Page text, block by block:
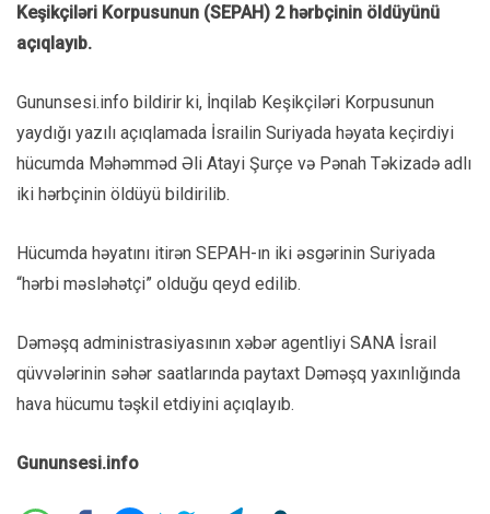
Keşikçiləri Korpusunun (SEPAH) 2 hərbçinin öldüyünü
açıqlayıb.
Gununsesi.info bildirir ki, İnqilab Keşikçiləri Korpusunun
yaydığı yazılı açıqlamada İsrailin Suriyada həyata keçirdiyi
hücumda Məhəmməd Əli Atayi Şurçe və Pənah Təkizadə adlı
iki hərbçinin öldüyü bildirilib.
Hücumda həyatını itirən SEPAH-ın iki əsgərinin Suriyada
“hərbi məsləhətçi” olduğu qeyd edilib.
Dəməşq administrasiyasının xəbər agentliyi SANA İsrail
qüvvələrinin səhər saatlarında paytaxt Dəməşq yaxınlığında
hava hücumu təşkil etdiyini açıqlayıb.
Gununsesi.info